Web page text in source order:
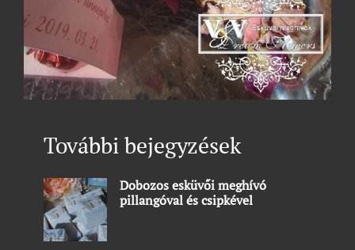
További bejegyzések
Dobozos esküvői meghívó
pillangóval és csipkével